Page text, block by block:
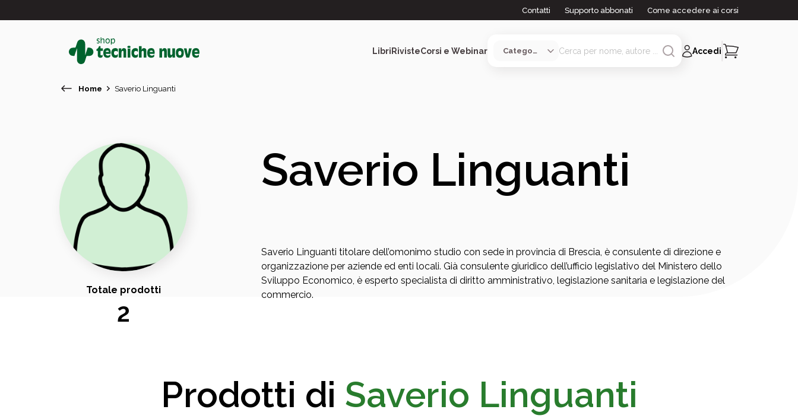
Contatti Supporto abbonati Come accedere ai corsi
LibriRivisteCorsi e Webinar
In primo piano
Accedi
Home Saverio Linguanti
Totale prodotti
2
Saverio Linguanti
Saverio Linguanti titolare dell’omonimo studio con sede in provincia di Brescia, è consulente di direzione e
organizzazione per aziende ed enti locali. Già consulente giuridico dell’ufficio legislativo del Ministero dello
Sviluppo Economico, è esperto specialista di diritto amministrativo, legislazione sanitaria e legislazione del
commercio.
Prodotti di Saverio Linguanti